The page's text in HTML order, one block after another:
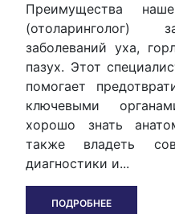
Преимущества
(отоларинголог)
заболеваний уха,
пазух. Этот
помогает
ключевыми
хорошо знать
также владеть
диагностики и...
ПОДРОБНЕЕ